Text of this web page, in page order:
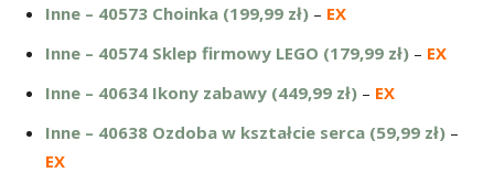
Inne – 40573 Choinka (199,99 zł) – EX
Inne – 40574 Sklep firmowy LEGO (179,99 zł) – EX
Inne – 40634 Ikony zabawy (449,99 zł) – EX
Inne – 40638 Ozdoba w kształcie serca (59,99 zł) –
EX